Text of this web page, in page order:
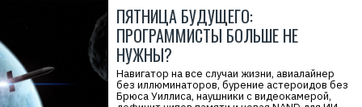
ПЯТНИЦА БУДУЩЕГО:
ПРОГРАММИСТЫ БОЛЬШЕ НЕ
НУЖНЫ?
Навигатор на все случаи жизни, авиалайнер
без иллюминаторов, бурение астероидов без
Брюса Уиллиса, наушники с видеокамерой,